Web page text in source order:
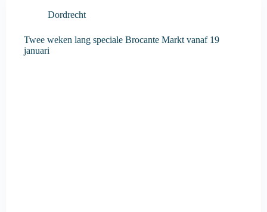
Dordrecht
Twee weken lang speciale Brocante Markt vanaf 19
januari